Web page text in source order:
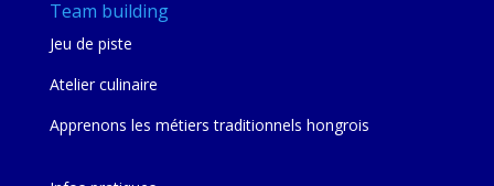
Team building
Jeu de piste
Atelier culinaire
Apprenons les métiers traditionnels hongrois